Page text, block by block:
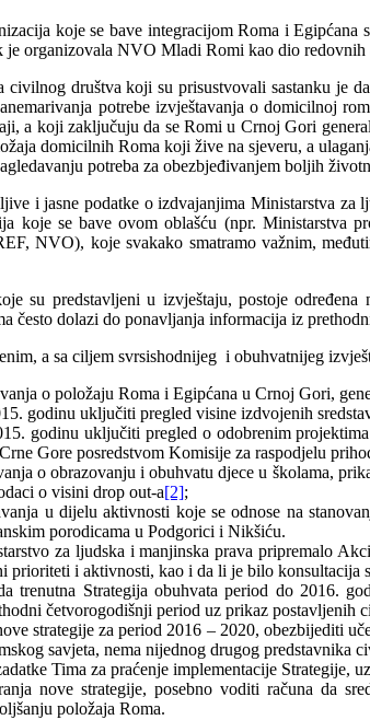
Slide1
koje se bave integracijom Roma i
je organizovala NVO Mladi Romi kao dio
civilnog društva koji su prisustvovali sastanku je
potrebe izvještavanja o domicilnoj
a koji zaključuju da se Romi u Crnoj Gori
domicilnih Roma koji žive na sjeveru, a
potreba za obezbjeđivanjem boljih
i jasne podatke o izdvajanjima Ministarstva
koje se bave ovom oblašću (npr. Ministarstva
NVO), koje svakako smatramo važnim,
su predstavljeni u izvještaju, postoje određena
često dolazi do ponavljanja informacija iz
a sa ciljem svrsishodnijeg i obuhvatnijeg
o položaju Roma i Egipćana u Crnoj Gori,
godinu uključiti pregled visine izdvojenih
godinu uključiti pregled o odobrenim
Gore posredstvom Komisije za raspodjelu
o obrazovanju i obuhvatu djece u školama,
o visini drop out-a[2];
u dijelu aktivnosti koje se odnose na
porodicama u Podgorici i Nikšiću.
za ljudska i manjinska prava pripremalo
prioriteti i aktivnosti, kao i da li je bilo
trenutna Strategija obuhvata period do 2016.
četvorogodišnji period uz prikaz postavljenih
strategije za period 2016 – 2020, obezbijediti
savjeta, nema nijednog drugog predstavnika
Tima za praćenje implementacije
nove strategije, posebno voditi računa da
položaja Roma.